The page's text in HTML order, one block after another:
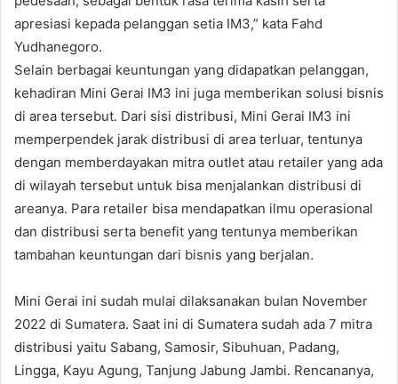
apresiasi kepada pelanggan setia IM3,” kata Fahd
Yudhanegoro.
Selain berbagai keuntungan yang didapatkan pelanggan,
kehadiran Mini Gerai IM3 ini juga memberikan solusi bisnis
di area tersebut. Dari sisi distribusi, Mini Gerai IM3 ini
memperpendek jarak distribusi di area terluar, tentunya
dengan memberdayakan mitra outlet atau retailer yang ada
di wilayah tersebut untuk bisa menjalankan distribusi di
areanya. Para retailer bisa mendapatkan ilmu operasional
dan distribusi serta benefit yang tentunya memberikan
tambahan keuntungan dari bisnis yang berjalan.
Mini Gerai ini sudah mulai dilaksanakan bulan November
2022 di Sumatera. Saat ini di Sumatera sudah ada 7 mitra
distribusi yaitu Sabang, Samosir, Sibuhuan, Padang,
Lingga, Kayu Agung, Tanjung Jabung Jambi. Rencananya,